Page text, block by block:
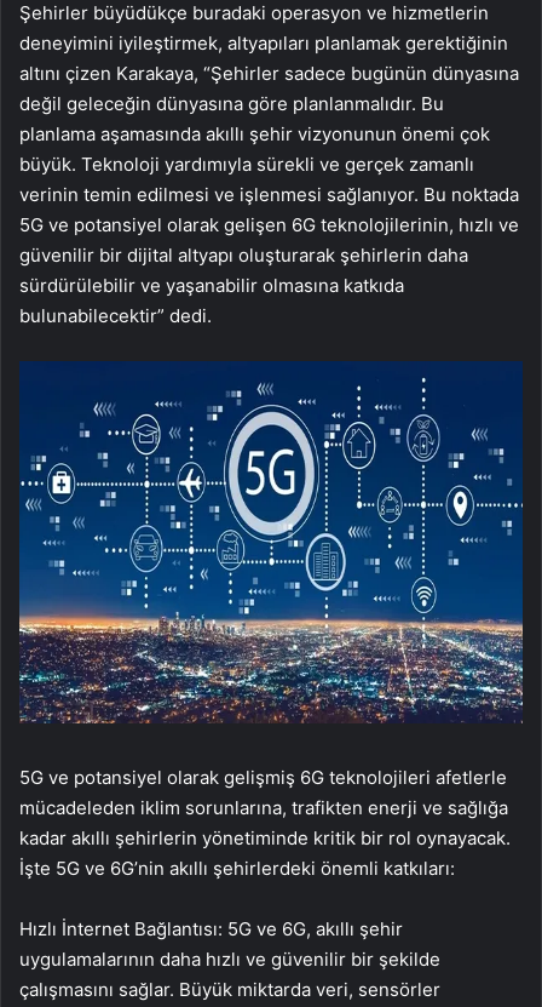
Şehirler büyüdükçe buradaki operasyon ve hizmetlerin
deneyimini iyileştirmek, altyapıları planlamak gerektiğinin
altını çizen Karakaya, “Şehirler sadece bugünün dünyasına
değil geleceğin dünyasına göre planlanmalıdır. Bu
planlama aşamasında akıllı şehir vizyonunun önemi çok
büyük. Teknoloji yardımıyla sürekli ve gerçek zamanlı
verinin temin edilmesi ve işlenmesi sağlanıyor. Bu noktada
5G ve potansiyel olarak gelişen 6G teknolojilerinin, hızlı ve
güvenilir bir dijital altyapı oluşturarak şehirlerin daha
sürdürülebilir ve yaşanabilir olmasına katkıda
bulunabilecektir” dedi.
5G ve potansiyel olarak gelişmiş 6G teknolojileri afetlerle
mücadeleden iklim sorunlarına, trafikten enerji ve sağlığa
kadar akıllı şehirlerin yönetiminde kritik bir rol oynayacak.
İşte 5G ve 6G’nin akıllı şehirlerdeki önemli katkıları:
Hızlı İnternet Bağlantısı: 5G ve 6G, akıllı şehir
uygulamalarının daha hızlı ve güvenilir bir şekilde
çalışmasını sağlar. Büyük miktarda veri, sensörler